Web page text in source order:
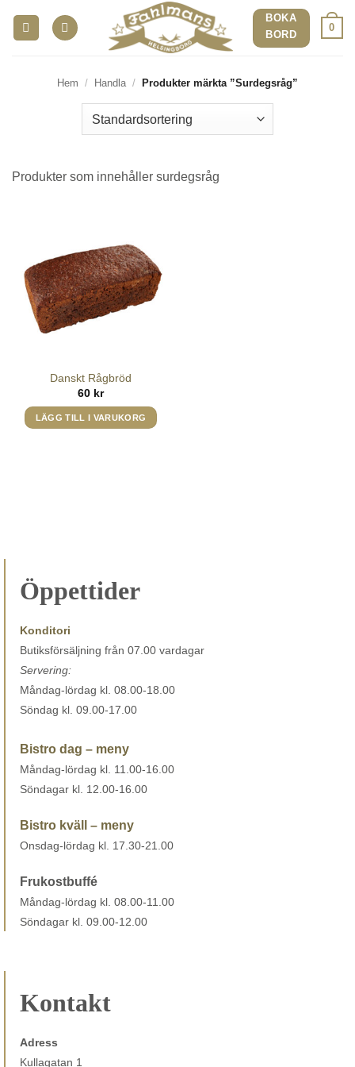
BOKA
BORD
0
Hem / Handla / Produkter märkta ”Surdegsråg”
Produkter som innehåller surdegsråg
Danskt Rågbröd
60 kr
LÄGG TILL I VARUKORG
Öppettider
Konditori
Butiksförsäljning från 07.00 vardagar
Servering:
Måndag-lördag kl. 08.00-18.00
Söndag kl. 09.00-17.00
Bistro dag – meny
Måndag-lördag kl. 11.00-16.00
Söndagar kl. 12.00-16.00
Bistro kväll – meny
Onsdag-lördag kl. 17.30-21.00
Frukostbuffé
Måndag-lördag kl. 08.00-11.00
Söndagar kl. 09.00-12.00
Kontakt
Adress
Kullagatan 1